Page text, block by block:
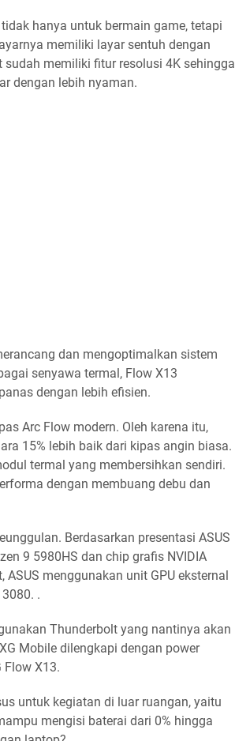
hanya untuk bermain game, tetapi
memiliki layar sentuh dengan
sudah memiliki fitur resolusi 4K sehingga
dengan lebih nyaman.
dan mengoptimalkan sistem
senyawa termal, Flow X13
dengan lebih efisien.
Arc Flow modern. Oleh karena itu,
15% lebih baik dari kipas angin biasa.
termal yang membersihkan sendiri.
dengan membuang debu dan
Berdasarkan presentasi ASUS
9 5980HS dan chip grafis NVIDIA
menggunakan unit GPU eksternal
.
Thunderbolt yang nantinya akan
Mobile dilengkapi dengan power
Flow X13.
untuk kegiatan di luar ruangan, yaitu
mengisi baterai dari 0% hingga